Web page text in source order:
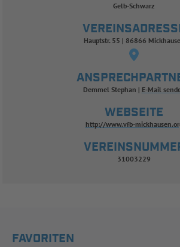
Gelb-Schwarz
Hauptstr. 55 | 86866
Demmel Stephan E-Mail
WEBSEITE
http://www.vfb-
31003229
FAVORITEN